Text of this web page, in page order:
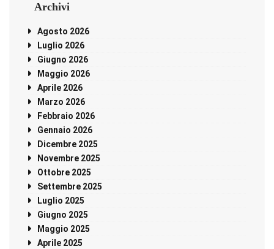
Archivi
Agosto 2026
Luglio 2026
Giugno 2026
Maggio 2026
Aprile 2026
Marzo 2026
Febbraio 2026
Gennaio 2026
Dicembre 2025
Novembre 2025
Ottobre 2025
Settembre 2025
Luglio 2025
Giugno 2025
Maggio 2025
Aprile 2025